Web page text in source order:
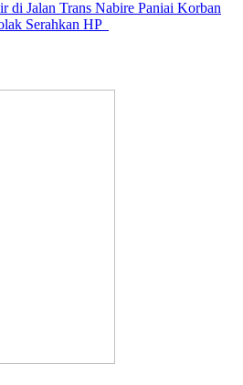
di Jalan Trans Nabire Paniai Korban
Serahkan HP